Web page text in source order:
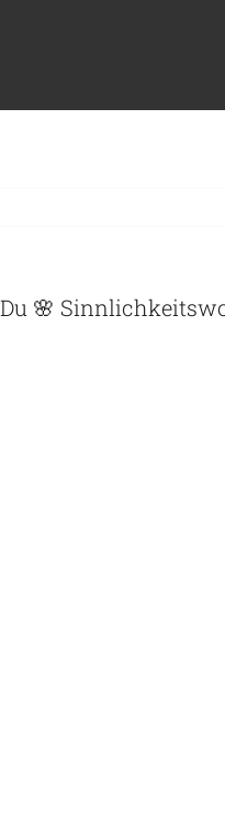
🌸